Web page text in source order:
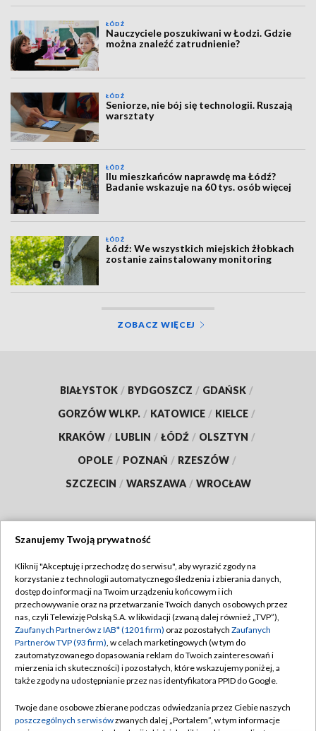
ŁÓDŹ
Nauczyciele poszukiwani w Łodzi. Gdzie
można znaleźć zatrudnienie?
ŁÓDŹ
Seniorze, nie bój się technologii. Ruszają
warsztaty
ŁÓDŹ
Ilu mieszkańców naprawdę ma Łódź?
Badanie wskazuje na 60 tys. osób więcej
ŁÓDŹ
Łódź: We wszystkich miejskich żłobkach
zostanie zainstalowany monitoring
ZOBACZ WIĘCEJ
BIAŁYSTOK / BYDGOSZCZ / GDAŃSK /
GORZÓW WLKP. / KATOWICE / KIELCE /
KRAKÓW / LUBLIN / ŁÓDŹ / OLSZTYN /
OPOLE / POZNAŃ / RZESZÓW /
SZCZECIN / WARSZAWA / WROCŁAW
TVP
Abonament TVP
Emisja w TVP
Centrum informacji TVP
Naziemna Telewizja Cyfrowa
Rada Programowa
Regulamin TVP
Polityka prywatności
Moje zgody
Pomoc
Kontakt
Szanujemy Twoją prywatność
Kliknij "Akceptuję i przechodzę do serwisu", aby wyrazić zgody na
korzystanie z technologii automatycznego śledzenia i zbierania danych,
dostęp do informacji na Twoim urządzeniu końcowym i ich
przechowywanie oraz na przetwarzanie Twoich danych osobowych przez
nas, czyli Telewizję Polską S.A. w likwidacji (zwaną dalej również „TVP”),
Zaufanych Partnerów z IAB* (1201 firm) oraz pozostałych Zaufanych
Partnerów TVP (93 firm), w celach marketingowych (w tym do
zautomatyzowanego dopasowania reklam do Twoich zainteresowań i
mierzenia ich skuteczności) i pozostałych, które wskazujemy poniżej, a
także zgody na udostępnianie przez nas identyfikatora PPID do Google.
Twoje dane osobowe zbierane podczas odwiedzania przez Ciebie naszych
poszczególnych serwisówzwanych dalej „Portalem”, w tym informacje